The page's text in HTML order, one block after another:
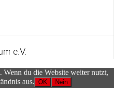
e.V.
Wenn du die Website weiter nutzt,
aus. OK Nein